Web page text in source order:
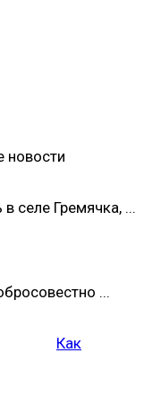
новости
селе Гремячка, ...
...
Как